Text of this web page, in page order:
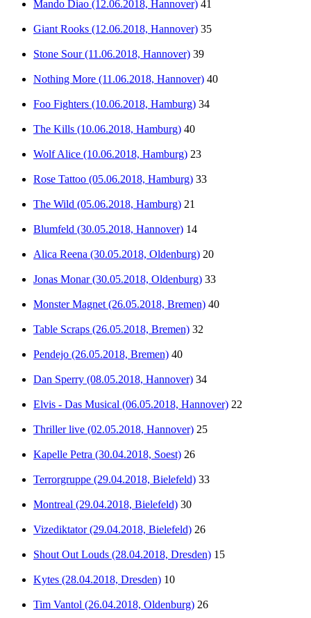
Mando Diao (12.06.2018, Hannover) 41
Giant Rooks (12.06.2018, Hannover) 35
Stone Sour (11.06.2018, Hannover) 39
Nothing More (11.06.2018, Hannover) 40
Foo Fighters (10.06.2018, Hamburg) 34
The Kills (10.06.2018, Hamburg) 40
Wolf Alice (10.06.2018, Hamburg) 23
Rose Tattoo (05.06.2018, Hamburg) 33
The Wild (05.06.2018, Hamburg) 21
Blumfeld (30.05.2018, Hannover) 14
Alica Reena (30.05.2018, Oldenburg) 20
Jonas Monar (30.05.2018, Oldenburg) 33
Monster Magnet (26.05.2018, Bremen) 40
Table Scraps (26.05.2018, Bremen) 32
Pendejo (26.05.2018, Bremen) 40
Dan Sperry (08.05.2018, Hannover) 34
Elvis - Das Musical (06.05.2018, Hannover) 22
Thriller live (02.05.2018, Hannover) 25
Kapelle Petra (30.04.2018, Soest) 26
Terrorgruppe (29.04.2018, Bielefeld) 33
Montreal (29.04.2018, Bielefeld) 30
Vizediktator (29.04.2018, Bielefeld) 26
Shout Out Louds (28.04.2018, Dresden) 15
Kytes (28.04.2018, Dresden) 10
Tim Vantol (26.04.2018, Oldenburg) 26